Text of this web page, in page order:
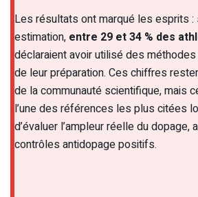
Les résultats ont marqué les esprits
estimation, entre 29 et 34 % des
déclaraient avoir utilisé des
de leur préparation. Ces chiffres
de la communauté scientifique, mais
l’une des références les plus citées
d’évaluer l’ampleur réelle du
contrôles antidopage positifs.